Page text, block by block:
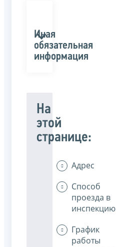
Иная
обязательная
информация
На
этой
странице:
Адрес
Способ
проезда в
инспекцию
График
работы